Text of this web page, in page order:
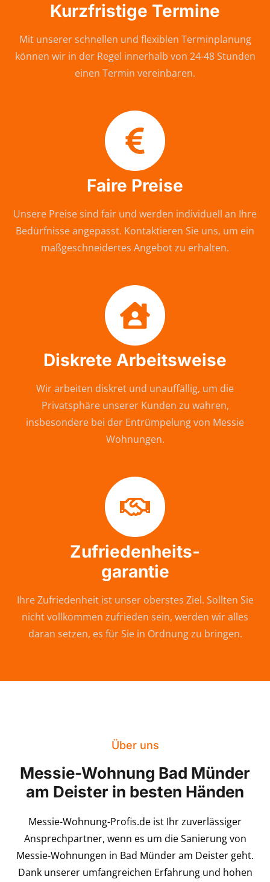
Kurzfristige Termine
Mit unserer schnellen und flexiblen Terminplanung
können wir in der Regel innerhalb von 24-48 Stunden
einen Termin vereinbaren.
Faire Preise
Unsere Preise sind fair und werden individuell an Ihre
Bedürfnisse angepasst. Kontaktieren Sie uns, um ein
maßgeschneidertes Angebot zu erhalten.
Diskrete Arbeitsweise
Wir arbeiten diskret und unauffällig, um die
Privatsphäre unserer Kunden zu wahren,
insbesondere bei der Entrümpelung von Messie
Wohnungen.
Zufriedenheits-
garantie
Ihre Zufriedenheit ist unser oberstes Ziel. Sollten Sie
nicht vollkommen zufrieden sein, werden wir alles
daran setzen, es für Sie in Ordnung zu bringen.
Über uns
Messie-Wohnung Bad Münder
am Deister in besten Händen
Messie-Wohnung-Profis.de ist Ihr zuverlässiger
Ansprechpartner, wenn es um die Sanierung von
Messie-Wohnungen in Bad Münder am Deister geht.
Dank unserer umfangreichen Erfahrung und hohen